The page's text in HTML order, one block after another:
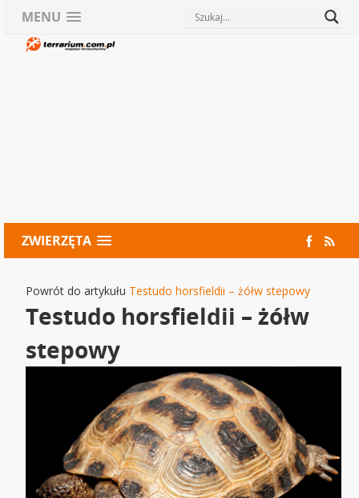
MENU
ZWIERZĘTA
Powrót do artykułu Testudo horsfieldii – żółw stepowy
Testudo horsfieldii – żółw
stepowy